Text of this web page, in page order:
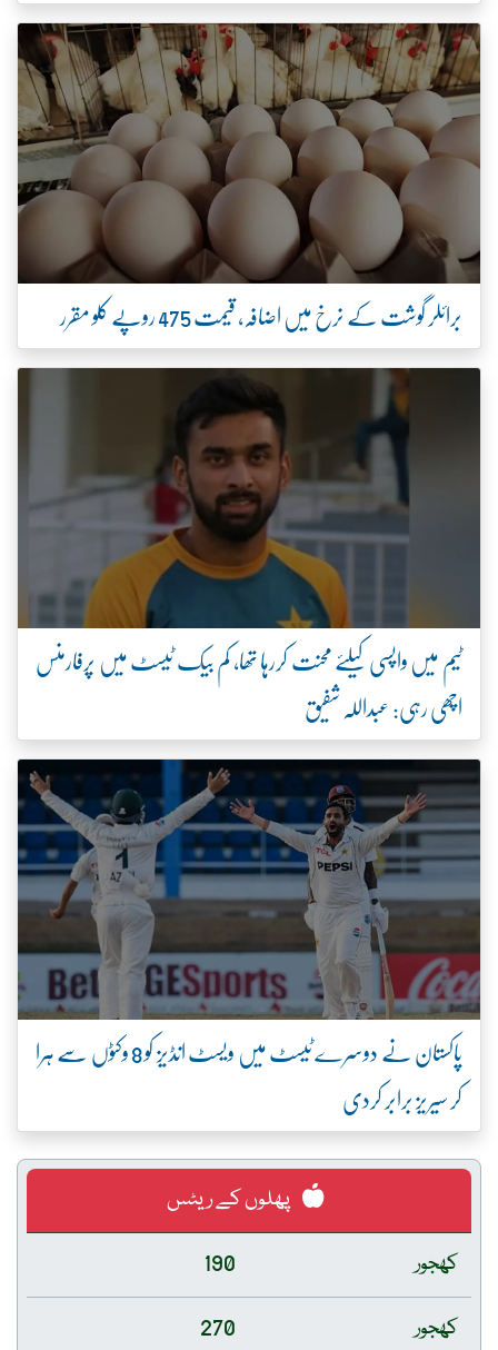
برائلر گوشت کے نرخ میں اضافہ، قیمت 475 روپے کلو مقرر
ٹیم میں واپسی کیلئے محنت کررہا تھا، کم بیک ٹیسٹ میں پرفارمنس
اچھی رہی: عبداللہ شفیق
پاکستان نے دوسرے ٹیسٹ میں ویسٹ انڈیز کو 8 وکٹوں سے ہرا
کر سیریز برابر کردی
پھلوں کے ریٹس
کھجور
190
کھجور
270